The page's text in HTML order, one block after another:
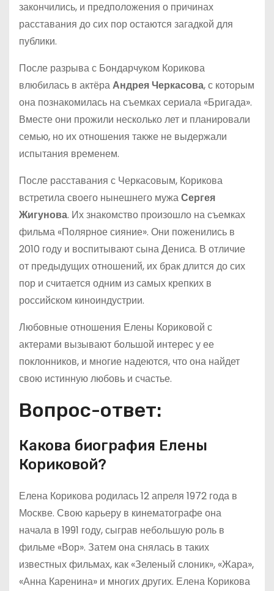
закончились, и предположения о причинах
расставания до сих пор остаются загадкой для
публики.
После разрыва с Бондарчуком Корикова
влюбилась в актёраАндрея Черкасова, с которым
она познакомилась на съемках сериала «Бригада».
Вместе они прожили несколько лет и планировали
семью, но их отношения также не выдержали
испытания временем.
После расставания с Черкасовым, Корикова
встретила своего нынешнего мужаСергея
Жигунова. Их знакомство произошло на съемках
фильма «Полярное сияние». Они поженились в
2010 году и воспитывают сына Дениса. В отличие
от предыдущих отношений, их брак длится до сих
пор и считается одним из самых крепких в
российском киноиндустрии.
Любовные отношения Елены Кориковой с
актерами вызывают большой интерес у ее
поклонников, и многие надеются, что она найдет
свою истинную любовь и счастье.
Вопрос-ответ:
Какова биография Елены
Кориковой?
Елена Корикова родилась 12 апреля 1972 года в
Москве. Свою карьеру в кинематографе она
начала в 1991 году, сыграв небольшую роль в
фильме «Вор». Затем она снялась в таких
известных фильмах, как «Зеленый слоник», «Жара»,
«Анна Каренина» и многих других. Елена Корикова